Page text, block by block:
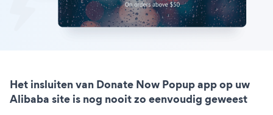
Het insluiten van Donate Now Popup app op uw
Alibaba site is nog nooit zo eenvoudig geweest